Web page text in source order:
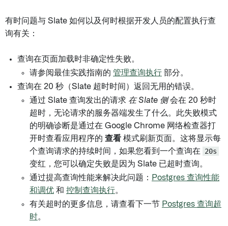
有时问题与 Slate 如何以及何时根据开发人员的配置执行查
询有关：
查询在页面加载时非确定性失败。
请参阅最佳实践指南的 管理查询执行 部分。
查询在 20 秒（Slate 超时时间）返回无用的错误。
通过 Slate 查询发出的请求 在 Slate 侧会在 20 秒时
超时，无论请求的服务器端发生了什么。此失败模式
的明确诊断是通过在 Google Chrome 网络检查器打
开时查看应用程序的 查看 模式刷新页面。这将显示每
个查询请求的持续时间，如果您看到一个查询在
20s
变红，您可以确定失败是因为 Slate 已超时查询。
通过提高查询性能来解决此问题：
Postgres 查询性能
和调优 和 控制查询执行。
有关超时的更多信息，请查看下一节 Postgres 查询超
时。